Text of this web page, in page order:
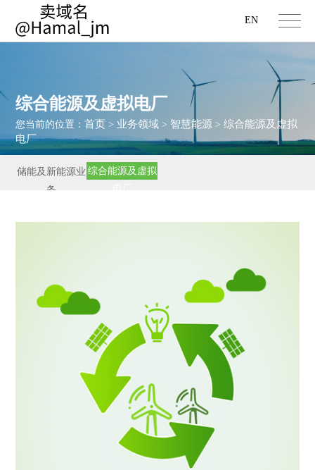
EN
综合能源及虚拟电厂
您当前的位置：首页 > 业务领域 > 智慧能源 >综合能源及虚拟
电厂
储能及新能源业
务
综合能源及虚拟